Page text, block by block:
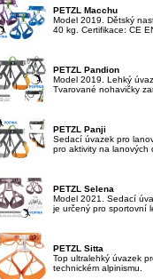
PETZL Macchu
Model 2019. Dětský
40 kg. Certifikace: CE
PETZL Pandion
Model 2019. Lehký
Tvarované nohavičky
PETZL Panji
Sedací úvazek pro
pro aktivity na lanových
PETZL Selena
Model 2021. Sedací
je určený pro sportovní
PETZL Sitta
Top ultralehký úvazek
technickém alpinismu.